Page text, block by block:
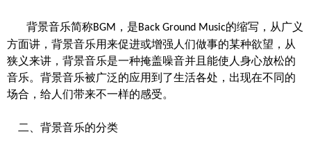
背景音乐简称BGM ，是Back Ground Music的缩写，从广义
方面讲，背景音乐用来促进或增强人们做事的某种欲望，从
狭义来讲，背景音乐是一种掩盖噪音并且能使人身心放松的
音乐。背景音乐被广泛的应用到了生活各处，出现在不同的
场合，给人们带来不一样的感受。
二、背景音乐的分类